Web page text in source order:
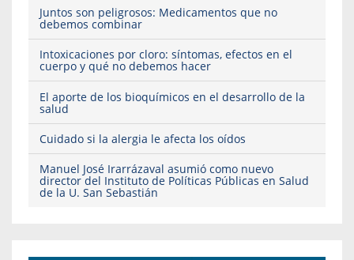
Juntos son peligrosos: Medicamentos que no
debemos combinar
Intoxicaciones por cloro: síntomas, efectos en el
cuerpo y qué no debemos hacer
El aporte de los bioquímicos en el desarrollo de la
salud
Cuidado si la alergia le afecta los oídos
Manuel José Irarrázaval asumió como nuevo
director del Instituto de Políticas Públicas en Salud
de la U. San Sebastián